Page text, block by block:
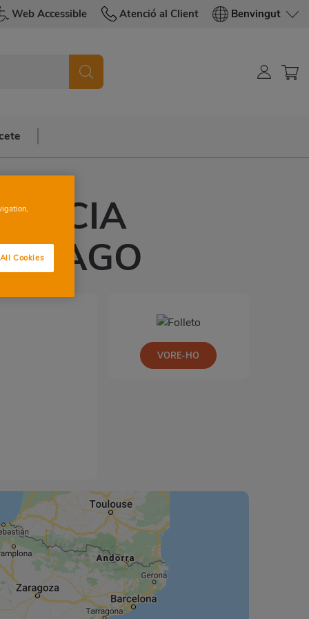
Web Accessible Atenció al Client Benvingut
DIAGO
VORE-HO
Cookies